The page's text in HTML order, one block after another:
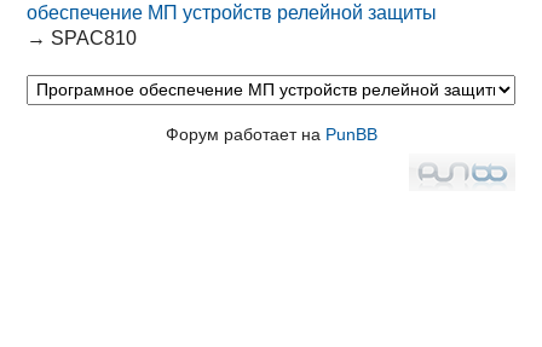
обеспечение МП устройств релейной защиты
→ SPAC810
Форум работает на PunBB